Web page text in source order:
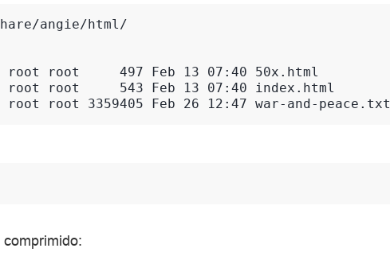
angie/html/
root root     497 Feb 13 07:40 50x.html
root root     543 Feb 13 07:40 index.html
root root 3359405 Feb 26 12:47 war-and-peace.txt